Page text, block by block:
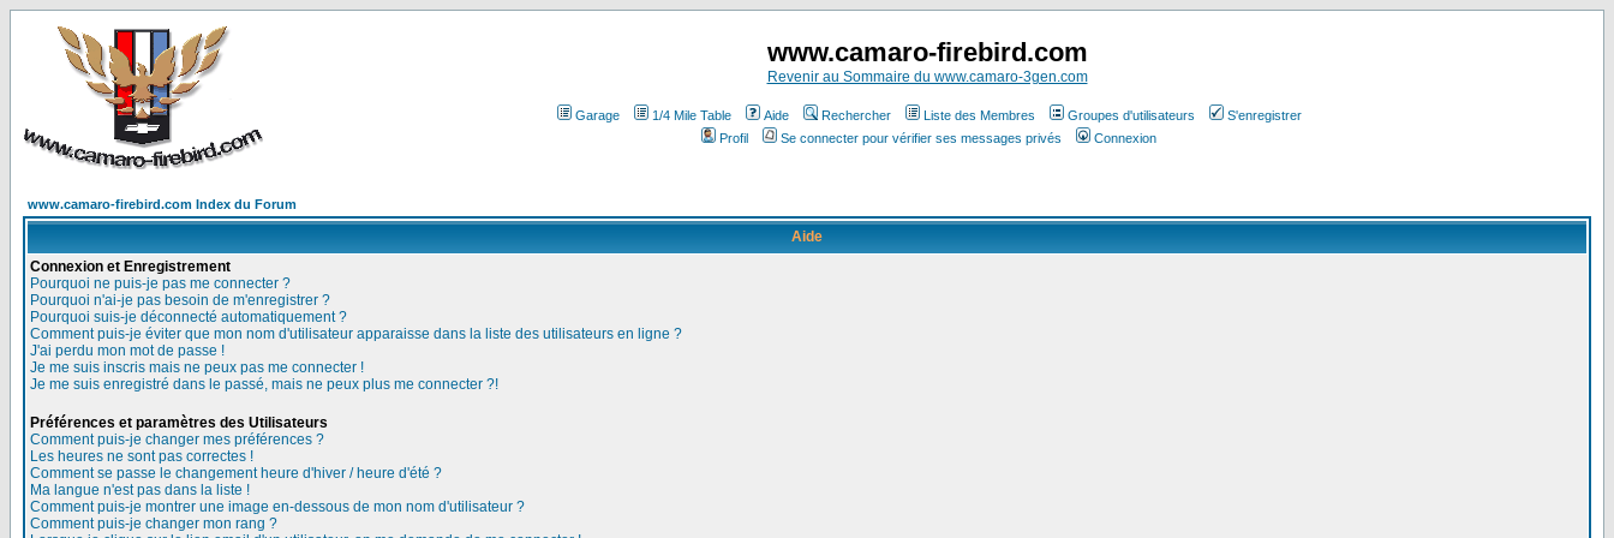
www.camaro-firebird.com
Revenir au Sommaire du www.camaro-3gen.com
Garage 1/4 Mile Table Aide Rechercher Liste des Membres Groupes d'utilisateurs
S'enregistrer
Profil
Se connecter pour vérifier ses messages privés Connexion
www.camaro-firebird.com Index du Forum
Aide
Connexion et Enregistrement
Pourquoi ne puis-je pas me connecter ?
Pourquoi n'ai-je pas besoin de m'enregistrer ?
Pourquoi suis-je déconnecté automatiquement ?
Comment puis-je éviter que mon nom d'utilisateur apparaisse dans la liste des utilisateurs en ligne ?
J'ai perdu mon mot de passe !
Je me suis inscris mais ne peux pas me connecter !
Je me suis enregistré dans le passé, mais ne peux plus me connecter ?!
Préférences et paramètres des Utilisateurs
Comment puis-je changer mes préférences ?
Les heures ne sont pas correctes !
Comment se passe le changement heure d'hiver / heure d'été ?
Ma langue n'est pas dans la liste !
Comment puis-je montrer une image en-dessous de mon nom d'utilisateur ?
Comment puis-je changer mon rang ?